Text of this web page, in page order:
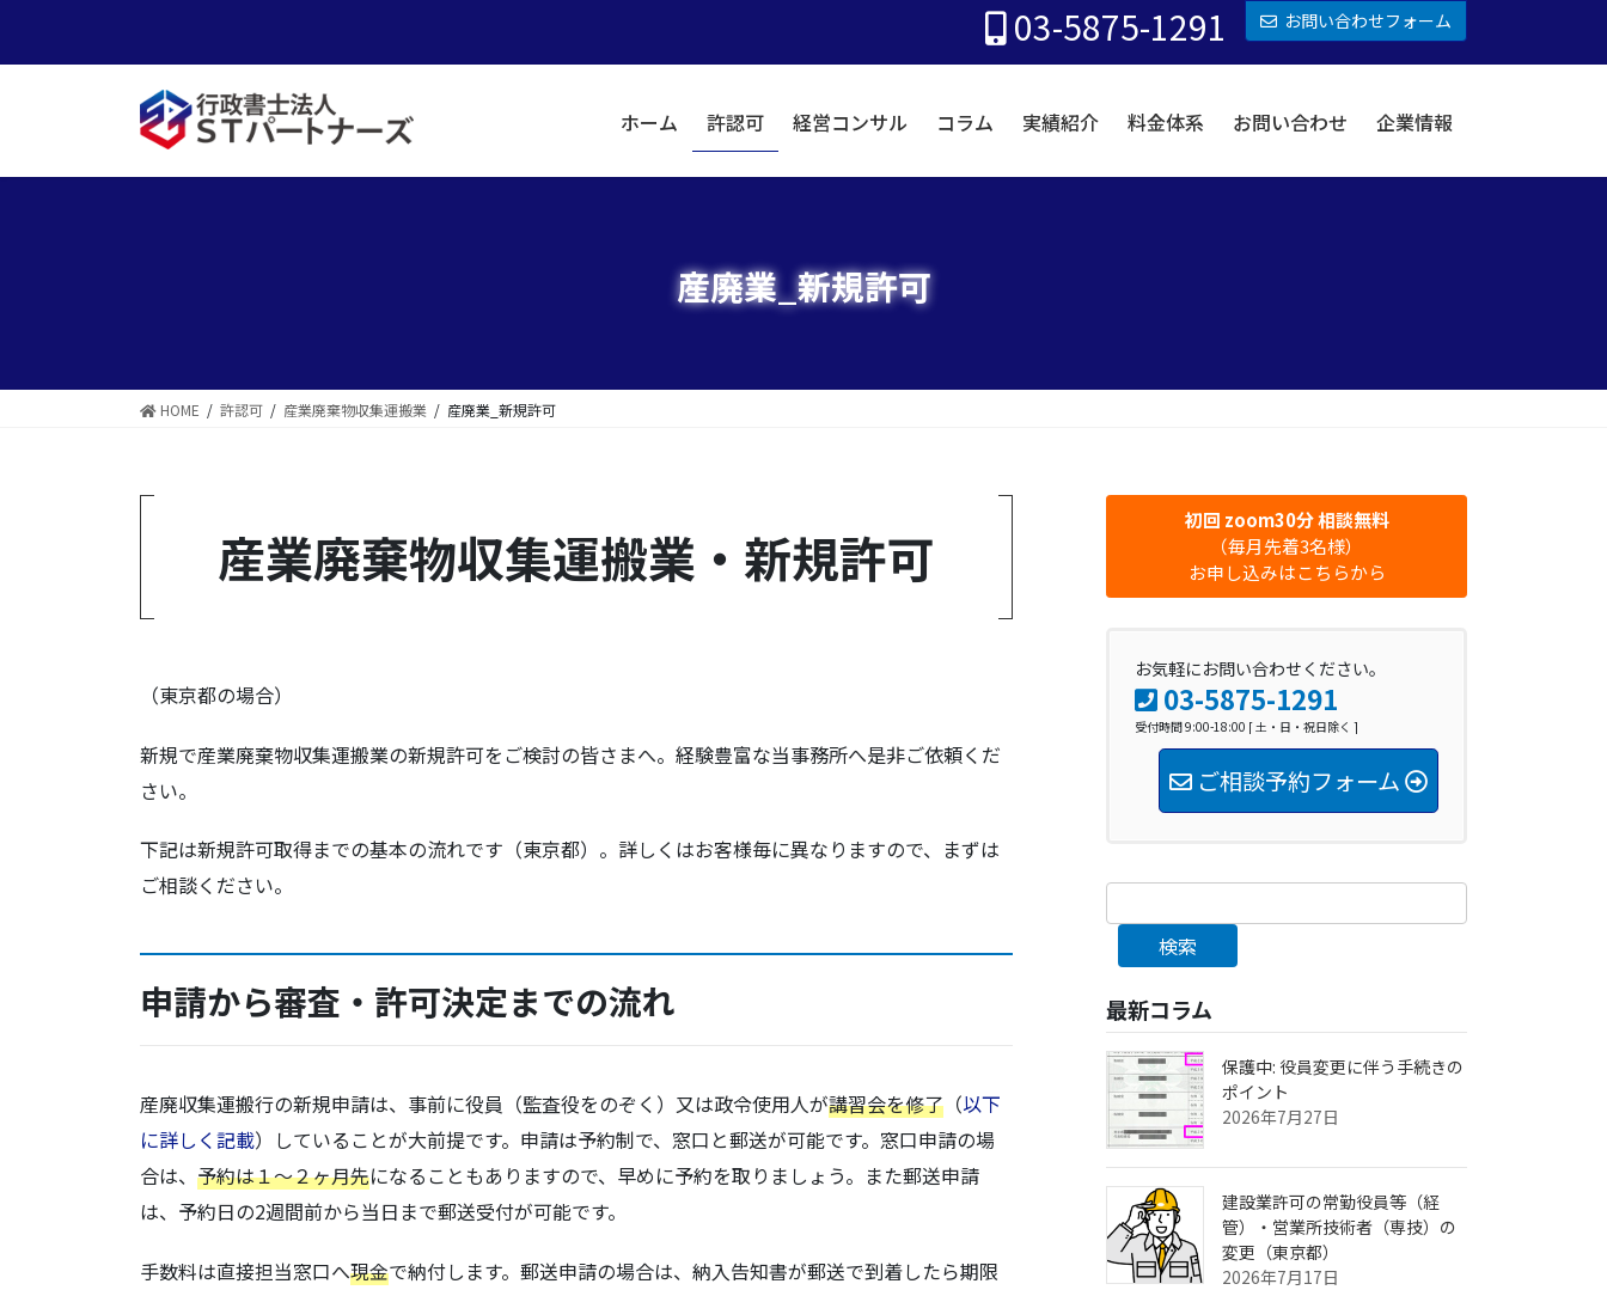
テ
移
ゲ
ン
03-5875-1291 お問い合わせフォーム
ホーム 許認可 経営コンサル コラム 実績紹介 料金体系 お問い合わせ 企業情報
産廃業_新規許可
HOME 許認可 産業廃棄物収集運搬業 産廃業_新規許可
産業廃棄物収集運搬業・新規許可
（東京都の場合）
新規で産業廃棄物収集運搬業の新規許可をご検討の皆さまへ。経験豊富な当事務所へ是非ご依頼くだ
さい。
下記は新規許可取得までの基本の流れです（東京都）。詳しくはお客様毎に異なりますので、まずは
ご相談ください。
申請から審査・許可決定までの流れ
産廃収集運搬行の新規申請は、事前に役員（監査役をのぞく）又は政令使用人が講習会を修了 （以下
に詳しく記載）していることが大前提です。申請は予約制で、窓口と郵送が可能です。窓口申請の場
合は、 予約は１〜２ヶ月先になることもありますので、早めに予約を取りましょう。また郵送申請
は、予約日の2週間前から当日まで郵送受付が可能です。
手数料は直接担当窓口へ現金で納付します。郵送申請の場合は、納入告知書が郵送で到着したら期限
初回 zoom30分 相談無料
（毎月先着3名様）
お申し込みはこちらから
お気軽にお問い合わせください。
03-5875-1291
受付時間 9:00-18:00 [ 土・日・祝日除く ]
ご相談予約フォーム
検索
最新コラム
保護中: 役員変更に伴う手続きの
ポイント
2026年7月27日
建設業許可の常勤役員等（経
管）・営業所技術者（専技）の
変更（東京都）
2026年7月17日